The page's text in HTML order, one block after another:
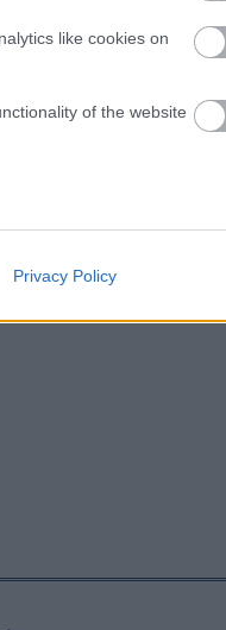
like cookies on
of the website
user protection.
Privacy Policy